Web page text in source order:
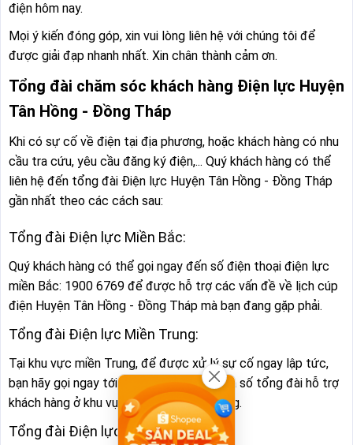
điện hôm nay.
Mọi ý kiến đóng góp, xin vui lòng liên hệ với chúng tôi để
được giải đạp nhanh nhất. Xin chân thành cảm ơn.
Tổng đài chăm sóc khách hàng Điện lực Huyện
Tân Hồng - Đồng Tháp
Khi có sự cố về điện tại địa phương, hoặc khách hàng có nhu
cầu tra cứu, yêu cầu đăng ký điện,... Quý khách hàng có thể
liên hệ đến tổng đài Điện lực Huyện Tân Hồng - Đồng Tháp
gần nhất theo các cách sau:
Tổng đài Điện lực Miền Bắc:
Quý khách hàng có thể gọi ngay đến số điện thoại điện lực
miền Bắc: 1900 6769 để được hỗ trợ các vấn đề về lịch cúp
điện Huyện Tân Hồng - Đồng Tháp mà bạn đang gặp phải.
Tổng đài Điện lực Miền Trung:
Tại khu vực miền Trung, để được xử lý sự cố ngay lập tức,
bạn hãy gọi ngay tới số 1900 1909. Đây là số tổng đài hỗ trợ
khách hàng ở khu vực Điện lực miền Trung.
Tổng đài Điện lực Miền Nam: